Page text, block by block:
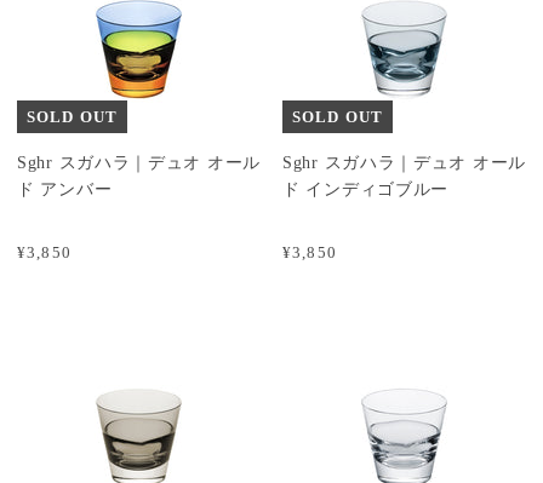
SOLD OUT
¥3,850
Sghr スガハラ｜デュオ オール
ド アンバー
SOLD OUT
¥3,850
Sghr スガハラ｜デュオ オール
ド インディゴブルー